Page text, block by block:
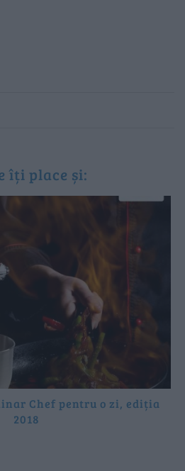
îți place și:
Chef pentru o zi, ediția
2018